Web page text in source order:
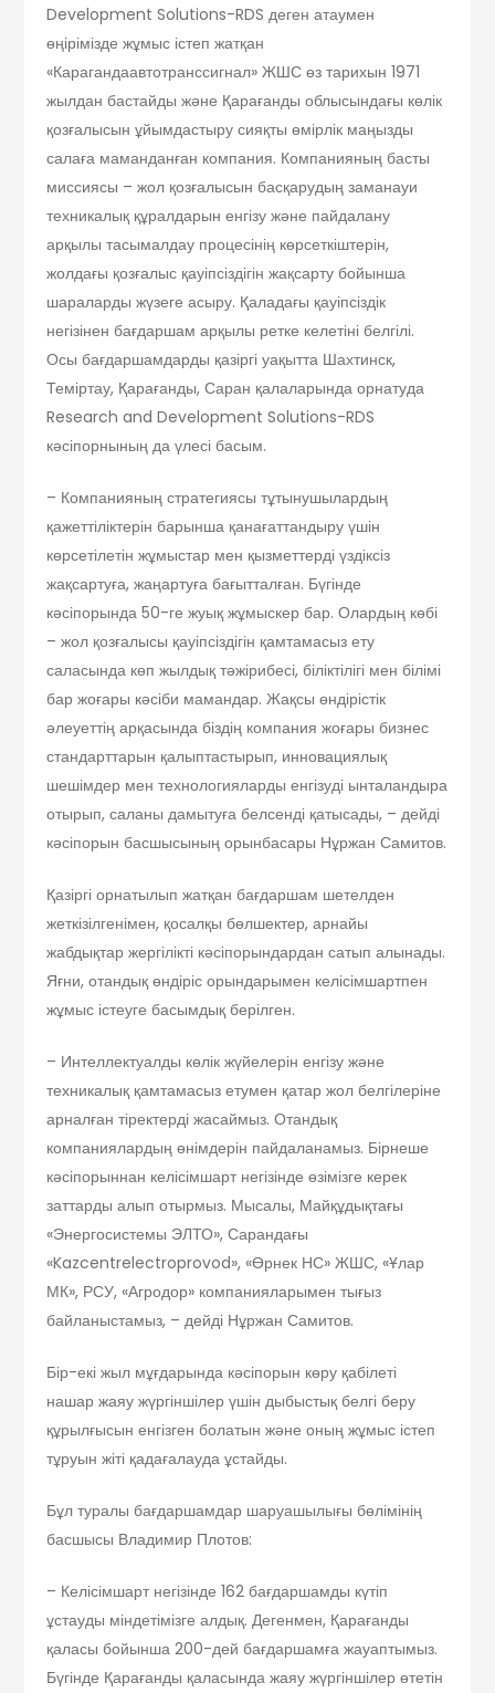
Development Solutions-RDS деген атаумен
өңірімізде жұмыс істеп жатқан
«Карагандаавтотранссигнал» ЖШС өз тарихын 1971
жылдан бастайды және Қарағанды облысындағы көлік
қозғалысын ұйымдастыру сияқты өмірлік маңызды
салаға маманданған компания. Компанияның басты
миссиясы – жол қозғалысын басқарудың заманауи
техникалық құралдарын енгізу және пайдалану
арқылы тасымалдау процесінің көрсеткіштерін,
жолдағы қозғалыс қауіпсіздігін жақсарту бойынша
шараларды жүзеге асыру. Қаладағы қауіпсіздік
негізінен бағдаршам арқылы ретке келетіні белгілі.
Осы бағдаршамдарды қазіргі уақытта Шахтинск,
Теміртау, Қарағанды, Саран қалаларында орнатуда
Research and Development Solutions-RDS
кәсіпорнының да үлесі басым.
– Компанияның стратегиясы тұтынушылардың
қажеттіліктерін барынша қанағаттандыру үшін
көрсетілетін жұмыстар мен қызметтерді үздіксіз
жақсартуға, жаңартуға бағытталған. Бүгінде
кәсіпорында 50-ге жуық жұмыскер бар. Олардың көбі
– жол қозғалысы қауіпсіздігін қамтамасыз ету
саласында көп жылдық тәжірибесі, біліктілігі мен білімі
бар жоғары кәсіби мамандар. Жақсы өндірістік
әлеуеттің арқасында біздің компания жоғары бизнес
стандарттарын қалыптастырып, инновациялық
шешімдер мен технологияларды енгізуді ынталандыра
отырып, саланы дамытуға белсенді қатысады, – дейді
кәсіпорын басшысының орынбасары Нұржан Самитов.
Қазіргі орнатылып жатқан бағдаршам шетелден
жеткізілгенімен, қосалқы бөлшектер, арнайы
жабдықтар жергілікті кәсіпорындардан сатып алынады.
Яғни, отандық өндіріс орындары­мен келісімшартпен
жұмыс істеуге басымдық берілген.
– Интеллектуалды көлік жүйелерін енгізу және
техникалық қамтамасыз етумен қатар жол белгілеріне
арналған тіректерді жасаймыз. Отандық
компаниялардың өнімдерін пайдаланамыз. Бірнеше
кәсіпорыннан келісімшарт не­гізінде өзімізге керек
заттарды алып отырмыз. Мысалы, Майқұдықтағы
«Энергосистемы ЭЛТО», Сарандағы
«Kazcentrelectroprovod», «Өрнек НС» ЖШС, «Ұлар
МК», РСУ, «Агродор» компанияларымен тығыз
байланыстамыз, – дейді Нұржан Самитов.
Бір-екі жыл мұғдарында кәсіпорын көру қабілеті
нашар жаяу жүргіншілер үшін дыбыстық белгі беру
құрылғысын енгізген болатын және оның жұмыс істеп
тұруын жіті қадағалауда ұс­тайды.
Бұл туралы бағдаршамдар шаруашылығы бөлімінің
басшысы Владимир Плотов:
– Келісімшарт негізінде 162 бағдаршамды күтіп
ұстауды міндетімізге ал­дық. Дегенмен, Қарағанды
қаласы бойынша 200-дей бағдаршамға жауаптымыз.
Бүгінде Қарағанды қаласында жаяу жүргіншілер өтетін